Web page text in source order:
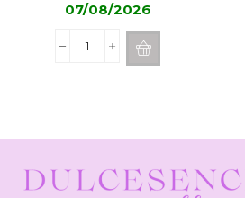
07/08/2026
Spray
Cereria
CALABRIA
cuerpo